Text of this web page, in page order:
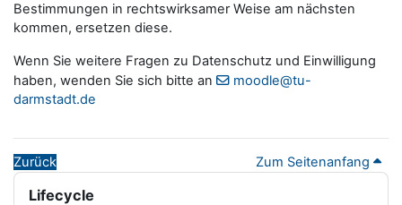
Bestimmungen in rechtswirksamer Weise am nächsten
kommen, ersetzen diese.
Wenn Sie weitere Fragen zu Datenschutz und Einwilligung
haben, wenden Sie sich bitte an
moodle@tu-
darmstadt.de
Zurück Zum Seitenanfang
Blöcke
Lifecycle überspringen
Lifecycle